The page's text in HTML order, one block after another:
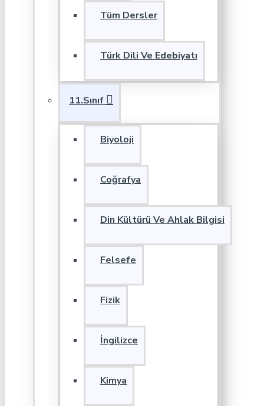
Tüm Dersler
Türk Dili Ve Edebiyatı
11.Sınıf
Biyoloji
Coğrafya
Din Kültürü Ve Ahlak Bilgisi
Felsefe
Fizik
İngilizce
Kimya